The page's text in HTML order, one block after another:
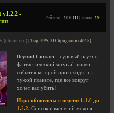
v1.2.2 -
Рейтинг: 10.0 (1) | Баллы: 19
(обновлено) | Тир, FPS, 3D-бродилки (4015)
Beyond Contact - суровый научно-
фантастический survival-экшен,
события которой происходят на
чужой планете, где все вокруг
хочет вас убить!
Игра обновлена с версии 1.1.0 до
1.2.2. Список изменений можно